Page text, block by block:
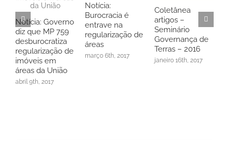
Notícia: Governo
diz que MP 759
desburocratiza
regularização de
imóveis em
áreas da União
abril 9th, 2017
Notícia:
Burocracia é
entrave na
regularização de
áreas
março 6th, 2017
Coletânea
artigos –
Seminário
Governança de
Terras – 2016
janeiro 16th, 2017